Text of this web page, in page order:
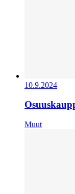
10.9.2024
Muut